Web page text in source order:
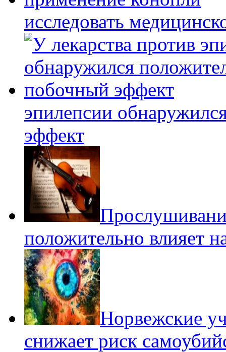
исследовать
эпилепсии
эффект
положительно влияет
Норвежские
снижает риск